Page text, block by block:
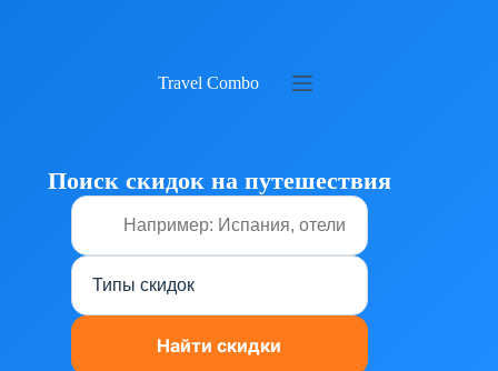
Travel Combo
Поиск скидок на путешествия